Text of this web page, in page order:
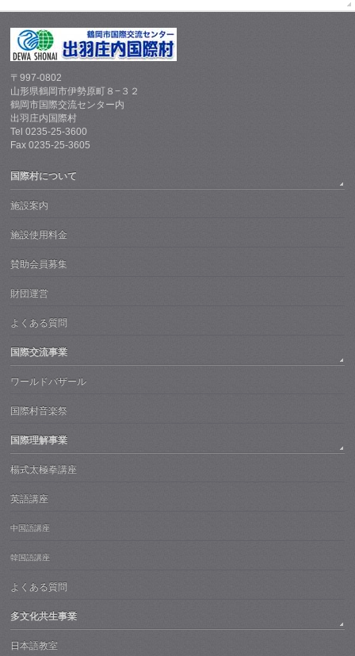
〒997-0802
山形県鶴岡市伊勢原町８−３２
鶴岡市国際交流センター内
出羽庄内国際村
Tel 0235-25-3600
Fax 0235-25-3605
国際村について
施設案内
施設使用料金
賛助会員募集
財団運営
よくある質問
国際交流事業
ワールドバザール
国際村音楽祭
国際理解事業
楊式太極拳講座
英語講座
中国語講座
韓国語講座
よくある質問
多文化共生事業
日本語教室